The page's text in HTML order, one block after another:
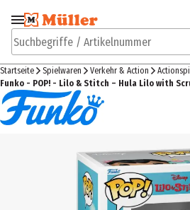
Zur Navigation
springen
Suchbegriffe / Artikelnummer
Startseite Spielwaren Verkehr & Action
Funko - POP! - Lilo & Stitch – Hula Lilo with